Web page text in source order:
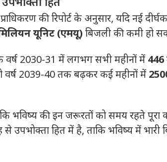
प्राधिकरण की रिपोर्ट के अनुसार, यदि नई
यूनिट (एमयू) बिजली की कमी हो
2030-31 में लगभग सभी महीनों में 446
वर्ष 2039-40 तक बढ़कर कई महीनों में
भविष्य की इन जरूरतों को समय रहते
से उपभोक्ता हित में है, ताकि भविष्य में